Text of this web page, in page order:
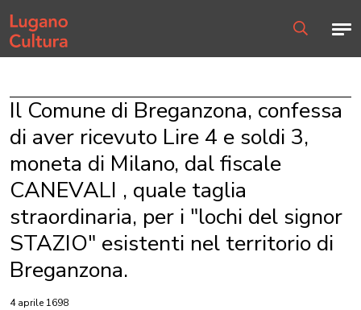
Home page
Il Comune di Breganzona, confessa
di aver ricevuto Lire 4 e soldi 3,
moneta di Milano, dal fiscale
CANEVALI , quale taglia
straordinaria, per i "lochi del signor
STAZIO" esistenti nel territorio di
Breganzona.
4 aprile 1698